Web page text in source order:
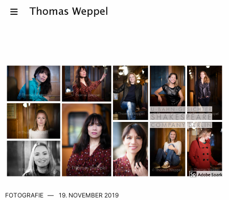
FOTOGRAFIE 19. NOVEMBER 2019